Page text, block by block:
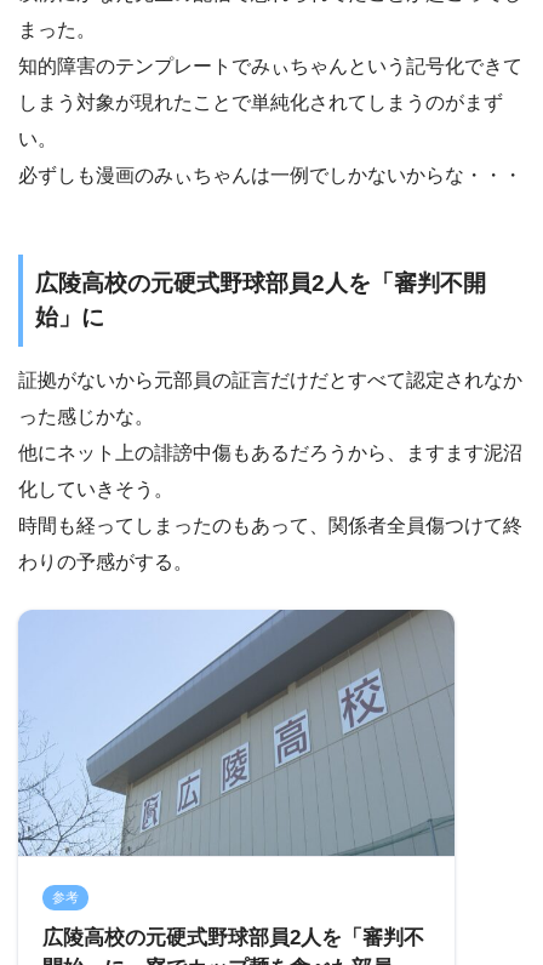
まった。
知的障害のテンプレートでみぃちゃんという記号化できて
しまう対象が現れたことで単純化されてしまうのがまず
い。
必ずしも漫画のみぃちゃんは一例でしかないからな・・・
広陵高校の元硬式野球部員2人を「審判不開
始」に
証拠がないから元部員の証言だけだとすべて認定されなか
った感じかな。
他にネット上の誹謗中傷もあるだろうから、ますます泥沼
化していきそう。
時間も経ってしまったのもあって、関係者全員傷つけて終
わりの予感がする。
参考
広陵高校の元硬式野球部員2人を「審判不